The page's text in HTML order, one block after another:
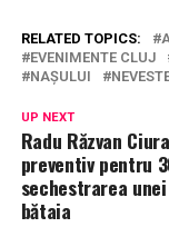
RELATED TOPICS:
EVENIMENTE CLUJ
NAȘULUI
UP NEXT
Radu Răzvan
preventiv pentru
sechestrarea
bătaia